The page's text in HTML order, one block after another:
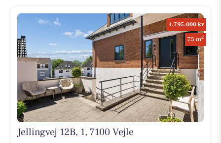
1.795.000 kr
75 m2
Jellingvej 12B, 1, 7100 Vejle